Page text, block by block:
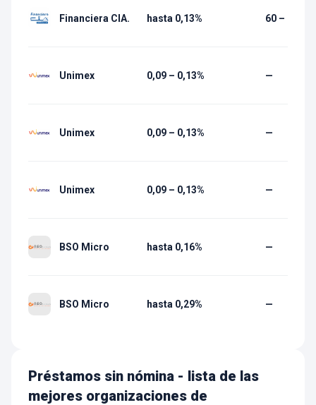
Financiera CIA. hasta 0,13% 60 – 1 080
Unimex 0,09 – 0,13% —
Unimex 0,09 – 0,13% —
Unimex 0,09 – 0,13% —
BSO Micro hasta 0,16% —
BSO Micro hasta 0,29% —
Préstamos sin nómina - lista de las
mejores organizaciones de